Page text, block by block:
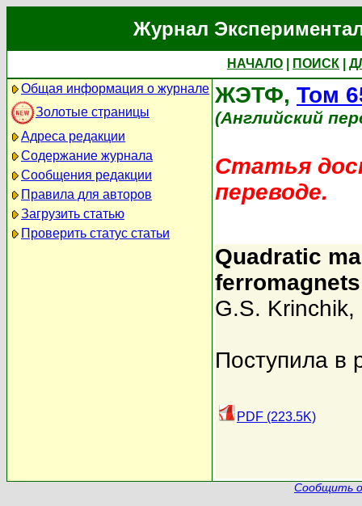
Журнал
НАЧАЛО ПОИСК
Общая информация о журнале
Золотые страницы
Адреса редакции
Содержание журнала
Сообщения редакции
Правила для авторов
Загрузить статью
Проверить статус статьи
ЖЭТФ, Том
(Английский
Статья
переводе.
Quadratic
ferromagnets
G.S. Krinchik,
Поступила в
PDF (223.5K)
Сообщить о